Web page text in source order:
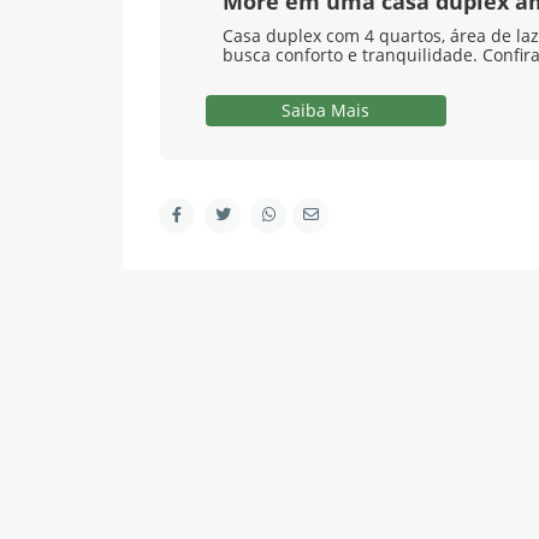
Casa duplex com 4 quartos, área de
busca conforto e tranquilidade.
Saiba Mais
R. Marape, 130 - Segredo, Guapimirim - RJ,
(21) 98578-2335
Wagner Motta Imóveis